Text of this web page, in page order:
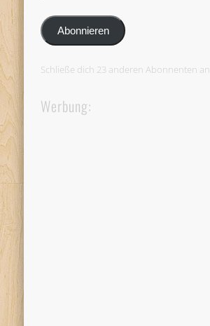
Adresse
Abonnieren
Schließe dich 23 anderen Abonnenten an
Werbung: